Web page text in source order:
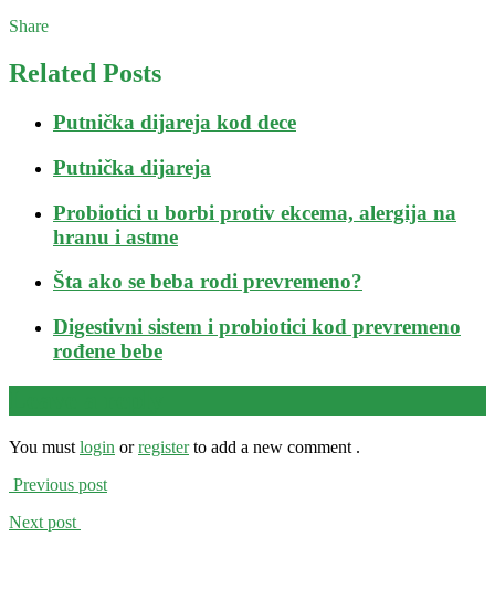
Share
Related Posts
Putnička dijareja kod dece
Putnička dijareja
Probiotici u borbi protiv ekcema, alergija na
hranu i astme
Šta ako se beba rodi prevremeno?
Digestivni sistem i probiotici kod prevremeno
rođene bebe
You must login orregisterto add a new comment .
Previous post
Next post